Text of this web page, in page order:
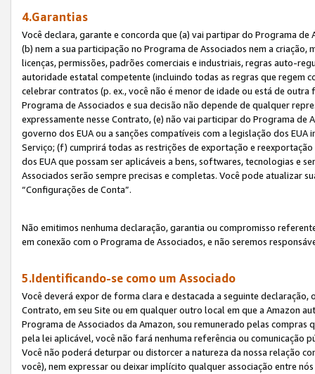
4.Garantias
Você declara, garante e concorda que (a) vai partipar do Programa
(b) nem a sua participação no Programa de Associados nem a
licenças, permissões, padrões comerciais e industriais, regras auto-
autoridade estatal competente (incluindo todas as regras que regem
celebrar contratos (p. ex., você não é menor de idade ou está de
Programa de Associados e sua decisão não depende de qualquer
expressamente nesse Contrato, (e) não vai participar do Programa
governo dos EUA ou a sanções compatíveis com a legislação dos
Serviço; (f) cumprirá todas as restrições de exportação e
dos EUA que possam ser aplicáveis a bens, softwares, tecnologias e
Associados serão sempre precisas e completas. Você pode atualizar
“Configurações de Conta”.
Não emitimos nenhuma declaração, garantia ou compromisso
em conexão com o Programa de Associados, e não seremos
5.Identificando-se como um Associado
Você deverá expor de forma clara e destacada a seguinte
Contrato, em seu Site ou em qualquer outro local em que a Amazon
Programa de Associados da Amazon, sou remunerado pelas
pela lei aplicável, você não fará nenhuma referência ou comunicação
Você não poderá deturpar ou distorcer a natureza da nossa relação
você), nem expressar ou deixar implícito qualquer associação entre